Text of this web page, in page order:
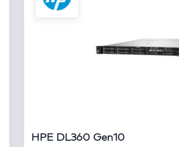
HPE DL360 Gen10